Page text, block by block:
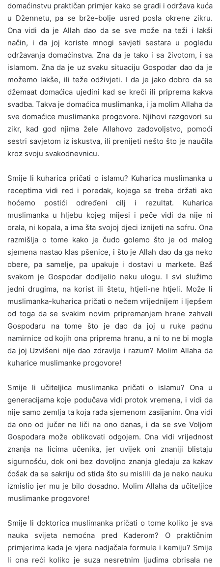
domaćinstvu praktičan primjer kako se gradi i održava kuća
u Džennetu, pa se brže-bolje usred posla okrene zikru.
Ona vidi da je Allah dao da se sve može na teži i lakši
način, i da joj koriste mnogi savjeti sestara u pogledu
održavanja domaćinstva. Zna da je tako i sa životom, i sa
islamom. Zna da je uz svaku situaciju Gospodar dao da je
možemo lakše, ili teže odživjeti. I da je jako dobro da se
džemaat domaćica ujedini kad se kreči ili priprema kakva
svadba. Takva je domaćica muslimanka, i ja molim Allaha da
sve domaćice muslimanke progovore. Njihovi razgovori su
zikr, kad god njima žele Allahovo zadovoljstvo, pomoći
sestri savjetom iz iskustva, ili prenijeti nešto što je naučila
kroz svoju svakodnevnicu.
Smije li kuharica pričati o islamu? Kuharica muslimanka u
receptima vidi red i poredak, kojega se treba držati ako
hoćemo postići određeni cilj i rezultat. Kuharica
muslimanka u hljebu kojeg mijesi i peče vidi da nije ni
orala, ni kopala, a ima šta svojoj djeci iznijeti na sofru. Ona
razmišlja o tome kako je čudo golemo što je od malog
sjemena nastao klas pšenice, i što je Allah dao da ga neko
obere, pa samelje, pa upakuje i dostavi u markete. Baš
svakom je Gospodar dodijelio neku ulogu. I svi služimo
jedni drugima, na korist ili štetu, htjeli-ne htjeli. Može li
muslimanka-kuharica pričati o nečem vrijednijem i ljepšem
od toga da se svakim novim pripremanjem hrane zahvali
Gospodaru na tome što je dao da joj u ruke padnu
namirnice od kojih ona priprema hranu, a ni to ne bi mogla
da joj Uzvišeni nije dao zdravlje i razum? Molim Allaha da
kuharice muslimanke progovore!
Smije li učiteljica muslimanka pričati o islamu? Ona u
generacijama koje podučava vidi protok vremena, i vidi da
nije samo zemlja ta koja rađa sjemenom zasijanim. Ona vidi
da ono od jučer ne liči na ono danas, i da se sve Voljom
Gospodara može oblikovati odgojem. Ona vidi vrijednost
znanja na licima učenika, jer uvijek oni znaniji blistaju
sigurnošću, dok oni bez dovoljno znanja gledaju za kakav
ćošak da se sakriju od stida što su mislili da je neko nauku
izmislio jer mu je bilo dosadno. Molim Allaha da učiteljice
muslimanke progovore!
Smije li doktorica muslimanka pričati o tome koliko je sva
nauka svijeta nemoćna pred Kaderom? O praktičnim
primjerima kada je vjera nadjačala formule i kemiju? Smije
li ona reći koliko je suza nesretnim ljudima obrisala ne